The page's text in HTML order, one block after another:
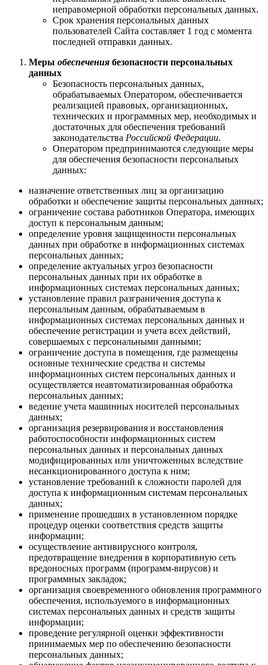
неправомерной обработки персональных данных.
Срок хранения персональных данных
пользователей Сайта составляет 1 год с момента
последней отправки данных.
Меры обеспечения безопасности персональных
данных
Безопасность персональных данных,
обрабатываемых Оператором, обеспечивается
реализацией правовых, организационных,
технических и программных мер, необходимых и
достаточных для обеспечения требований
законодательства Российской Федерации.
Оператором предпринимаются следующие меры
для обеспечения безопасности персональных
данных:
назначение ответственных лиц за организацию
обработки и обеспечение защиты персональных данных;
ограничение состава работников Оператора, имеющих
доступ к персональным данным;
определение уровня защищенности персональных
данных при обработке в информационных системах
персональных данных;
определение актуальных угроз безопасности
персональных данных при их обработке в
информационных системах персональных данных;
установление правил разграничения доступа к
персональным данным, обрабатываемым в
информационных системах персональных данных и
обеспечение регистрации и учета всех действий,
совершаемых с персональными данными;
ограничение доступа в помещения, где размещены
основные технические средства и системы
информационных систем персональных данных и
осуществляется неавтоматизированная обработка
персональных данных;
ведение учета машинных носителей персональных
данных;
организация резервирования и восстановления
работоспособности информационных систем
персональных данных и персональных данных
модифицированных или уничтоженных вследствие
несанкционированного доступа к ним;
установление требований к сложности паролей для
доступа к информационным системам персональных
данных;
применение прошедших в установленном порядке
процедур оценки соответствия средств защиты
информации;
осуществление антивирусного контроля,
предотвращение внедрения в корпоративную сеть
вредоносных программ (программ-вирусов) и
программных закладок;
организация своевременного обновления программного
обеспечения, используемого в информационных
системах персональных данных и средств защиты
информации;
проведение регулярной оценки эффективности
принимаемых мер по обеспечению безопасности
персональных данных;